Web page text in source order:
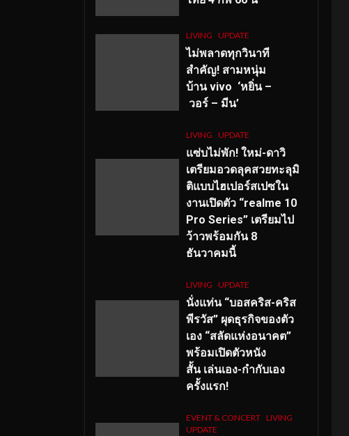
LIVING UPDATE
ไม่พลาดทุกวินาที
สำคัญ! สามหนุ่ม
บ้าน vivo ‘หยิ่น –
วอร์ – มีน’
LIVING UPDATE
แซ่บไม่พัก! ใหม่-ดาวิ
เตรียมอวดลุคสวยทะลุมิ
ติแบบไฮเปอร์สเปซใน
งานเปิดตัว “realme 10
Pro Series” เตรียมไป
ว้าวพร้อมกัน 8
ธันวาคมนี้
LIVING UPDATE
นั่งแท่น “บอสคริส-คริส
พีรวัส” ผุดธุรกิจของตัว
เอง “สลัดแห่งอนาคต”
พร้อมเปิดตัวหนัง
สั้น เล่นเอง-กำกับเอง
ครั้งแรก!
EVENT & CONCERT LIVING
UPDATE